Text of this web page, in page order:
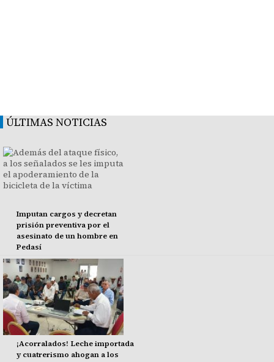
ÚLTIMAS NOTICIAS
Imputan cargos y decretan
prisión preventiva por el
asesinato de un hombre en
Pedasí
¡Acorralados! Leche importada
y cuatrerismo ahogan a los